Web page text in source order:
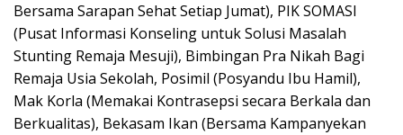
Bersama Sarapan Sehat Setiap Jumat), PIK SOMASI
(Pusat Informasi Konseling untuk Solusi Masalah
Stunting Remaja Mesuji), Bimbingan Pra Nikah Bagi
Remaja Usia Sekolah, Posimil (Posyandu Ibu Hamil),
Mak Korla (Memakai Kontrasepsi secara Berkala dan
Berkualitas), Bekasam Ikan (Bersama Kampanyekan